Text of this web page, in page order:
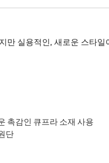
만 실용적인, 새로운 스타
촉감인 큐프라 소재 사용
단